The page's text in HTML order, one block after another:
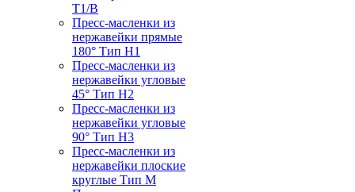
T1/B
Пресс-масленки из
нержавейки прямые
180° Тип H1
Пресс-масленки из
нержавейки угловые
45° Тип H2
Пресс-масленки из
нержавейки угловые
90° Тип H3
Пресс-масленки из
нержавейки плоские
круглые Тип M